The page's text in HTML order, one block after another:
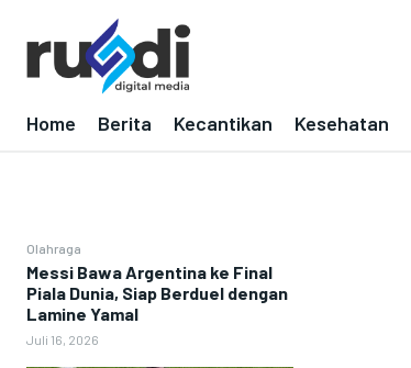
Home Berita Kecantikan Kesehatan
Olahraga
Messi Bawa Argentina ke Final
Piala Dunia, Siap Berduel dengan
Lamine Yamal
Juli 16, 2026